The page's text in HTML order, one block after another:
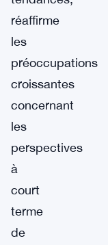
réaffirme
les
préoccupations
croissantes
concernant
les
perspectives
à
court
terme
de